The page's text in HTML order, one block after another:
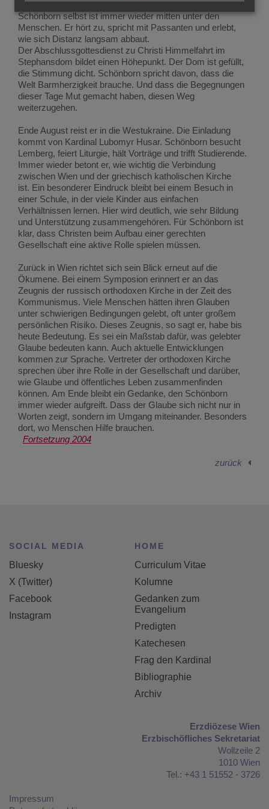
eine Verbindung, die viele so nicht erwartet haben. Auch
Schönborn selbst ist immer wieder mitten unter den
Menschen. Er hört zu, spricht mit Passanten und erlebt,
wie sich Distanz langsam abbaut.
Der Abschlussgottesdienst zu Christi Himmelfahrt im
Stephansdom bildet einen Höhepunkt. Der Dom ist gefüllt,
die Stimmung dicht. Schönborn spricht davon, dass die
Welt Barmherzigkeit brauche. Und dass die Begegnungen
dieser Tage Mut gemacht haben, diesen Weg
weiterzugehen.
Ende August reist er in die Westukraine. Die Einladung
kommt von Kardinal Lubomyr Husar. Schönborn besucht
Lemberg, feiert Liturgie, hält Vorträge und trifft Studierende.
Immer wieder betont er, wie wichtig die Verbindung
zwischen Wien und der griechisch katholischen Kirche
ist. Ein besonderer Eindruck bleibt bei einem Besuch in
einer Schule, in der viele Kinder aus einfachen
Verhältnissen lernen. Hier wird deutlich, wie sehr Bildung
und Unterstützung zusammengehören. Für Schönborn ist
klar, dass Christen beim Aufbau einer gerechten
Gesellschaft eine aktive Rolle spielen müssen.
Zurück in Wien richtet sich sein Blick erneut auf die
Ökumene. Bei einem Symposion erinnert er an das
Zeugnis der russisch orthodoxen Kirche in der Zeit des
Kommunismus. Viele Menschen hätten ihren Glauben
unter schwierigen Bedingungen gelebt, oft unter großem
persönlichen Risiko. Dieses Zeugnis, so sagt er, habe bis
heute Bedeutung. Es sei ein Maßstab dafür, was gelebter
Glaube bedeuten kann. Auch aktuelle Entwicklungen
kommen zur Sprache. Vertreter der orthodoxen Kirche
sprechen über ihre Rolle in der Gesellschaft und darüber,
wie Glaube und öffentliches Leben zusammenfinden
können. Am Ende bleibt ein Gedanke, den Schönborn
immer wieder aufgreift. Dass der Glaube sich nicht nur in
Worten zeigt, sondern im Umgang miteinander. Besonders
dort, wo Menschen Hilfe brauchen.
Fortsetzung 2004
zurück
SOCIAL MEDIA
Bluesky
X (Twitter)
Facebook
Instagram
HOME
Curriculum Vitae
Kolumne
Gedanken zum
Evangelium
Predigten
Katechesen
Frag den Kardinal
Bibliographie
Archiv
Erzdiözese Wien
Erzbischöfliches Sekretariat
Wollzeile 2
1010 Wien
Tel.: +43 1 51552 - 3726
Impressum